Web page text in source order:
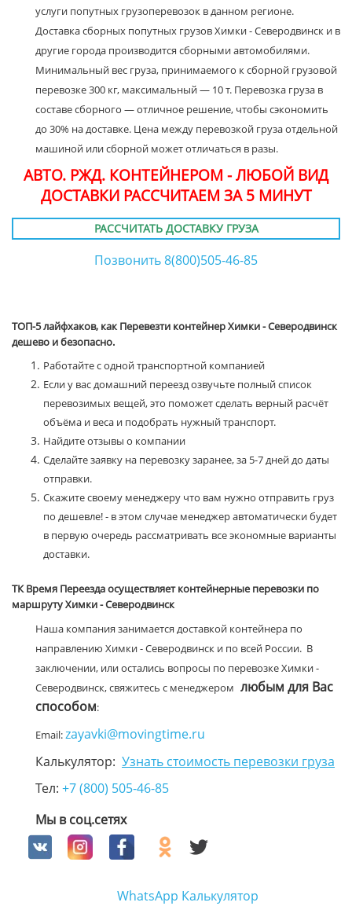
услуги попутных грузоперевозок в данном регионе.
Доставка сборных попутных грузов Химки - Северодвинск и в
другие города производится сборными автомобилями.
Минимальный вес груза, принимаемого к сборной грузовой
перевозке 300 кг, максимальный — 10 т. Перевозка груза в
составе сборного — отличное решение, чтобы сэкономить
до 30% на доставке. Цена между перевозкой груза отдельной
машиной или сборной может отличаться в разы.
АВТО. РЖД. КОНТЕЙНЕРОМ - ЛЮБОЙ ВИД
ДОСТАВКИ РАССЧИТАЕМ ЗА 5 МИНУТ
РАССЧИТАТЬ ДОСТАВКУ ГРУЗА
Позвонить 8(800)505-46-85
ТОП-5 лайфхаков, как Перевезти контейнер Химки - Северодвинск
дешево и безопасно.
Работайте с одной транспортной компанией
Если у вас домашний переезд озвучьте полный список
перевозимых вещей, это поможет сделать верный расчёт
объёма и веса и подобрать нужный транспорт.
Найдите отзывы о компании
Сделайте заявку на перевозку заранее, за 5-7 дней до даты
отправки.
Скажите своему менеджеру что вам нужно отправить груз
по дешевле! - в этом случае менеджер автоматически будет
в первую очередь рассматривать все экономные варианты
доставки.
ТК Время Переезда осуществляет контейнерные перевозки по
маршруту Химки - Северодвинск
Наша компания занимается доставкой контейнера по
направлению Химки - Северодвинск и по всей России. В
заключении, или остались вопросы по перевозке Химки -
Северодвинск, свяжитесь с менеджером любым для Вас
способом:
Email:zayavki@movingtime.ru
Калькулятор: Узнать стоимость перевозки груза
Тел: +7 (800) 505-46-85
Мы в соц.сетях
WhatsApp Калькулятор